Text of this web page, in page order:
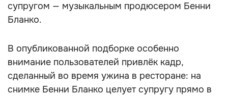
супругом — музыкальным продюсером Бенни
Бланко.
В опубликованной подборке особенно
внимание пользователей привлёк кадр,
сделанный во время ужина в ресторане: на
снимке Бенни Бланко целует супругу прямо в